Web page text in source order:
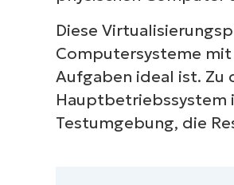
Diese
Computersysteme
Aufgaben ideal ist. Zu
Hauptbetriebssystem
Testumgebung, die